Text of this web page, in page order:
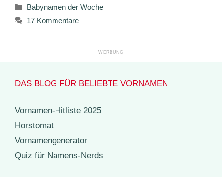
Kategorien
Babynamen der Woche
17 Kommentare
DAS BLOG FÜR BELIEBTE VORNAMEN
Vornamen-Hitliste 2025
Horstomat
Vornamengenerator
Quiz für Namens-Nerds